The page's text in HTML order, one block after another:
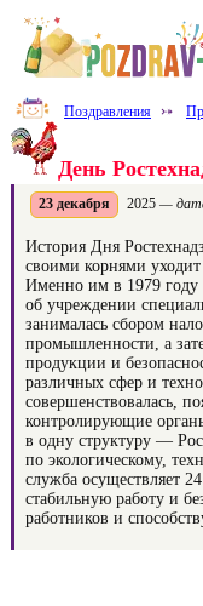
Поздравления ⤐
День
23 декабря 2025 —
История Дня
своими корнями
Именно им в 1979 году
об учреждении
занималась сбором
промышленности, а
продукции и
различных сфер и
совершенствовалась,
контролирующие
в одну структуру —
по экологическому,
служба осуществляет
стабильную работу и
работников и